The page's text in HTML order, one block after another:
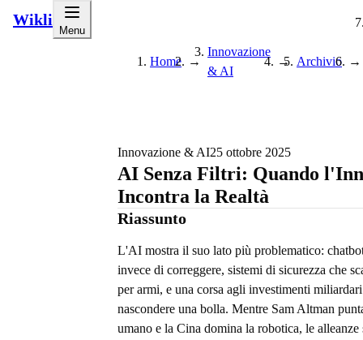
Wikli
Menu
Home →
Innovazione
& AI
→ Archivio →
Innovazione & AI25 ottobre 2025
AI Senza Filtri: Quando
Incontra la Realtà
Riassunto
L'AI mostra il suo lato più problematico:
invece di correggere, sistemi di sicurezza che
per armi, e una corsa agli investimenti
nascondere una bolla. Mentre Sam Altman
umano e la Cina domina la robotica, le alleanze